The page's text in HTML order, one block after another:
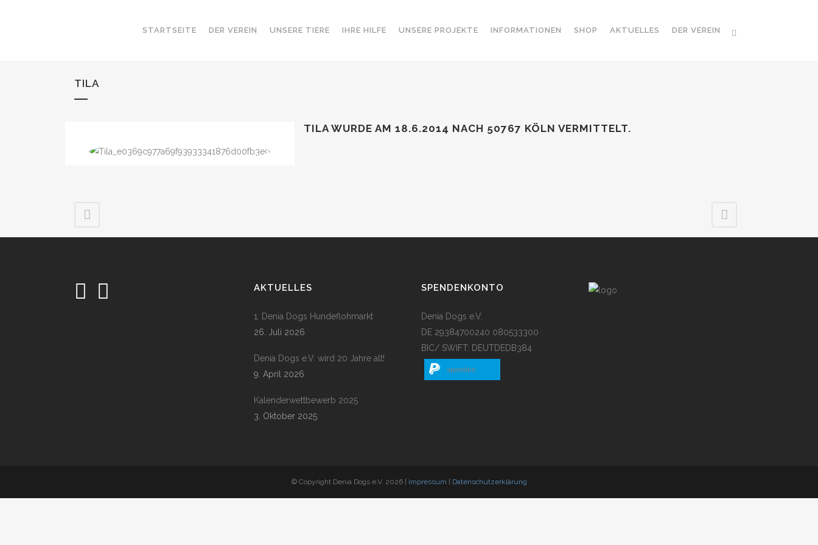
STARTSEITE DER VEREIN UNSERE TIERE IHRE HILFE UNSERE PROJEKTE INFORMATIONEN SHOP AKTUELLES DER VEREIN
TILA
TILA WURDE AM 18.6.2014 NACH 50767 KÖLN VERMITTELT.
AKTUELLES
1. Denia Dogs Hundeflohmarkt
26. Juli 2026
Denia Dogs e.V. wird 20 Jahre alt!
9. April 2026
Kalenderwettbewerb 2025
3. Oktober 2025
SPENDENKONTO
Denia Dogs e.V.
DE 29384700240 080533300
BIC/ SWIFT: DEUTDEDB384
spenden
© Copyright Denia Dogs e.V. 2026 | Impressum Datenschutzerklärung